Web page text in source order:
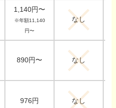
1,140円〜
※年額11,140
円〜
なし
890円〜 なし
976円 なし